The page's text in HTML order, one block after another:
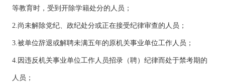
等教育时，受到开除学籍处分的人员；
2.尚未解除党纪、政纪处分或正在接受纪律审查的人员；
3.被单位辞退或解聘未满五年的原机关事业单位工作人员；
4.因违反机关事业单位工作人员招录（聘）纪律而处于禁考期的
人员；